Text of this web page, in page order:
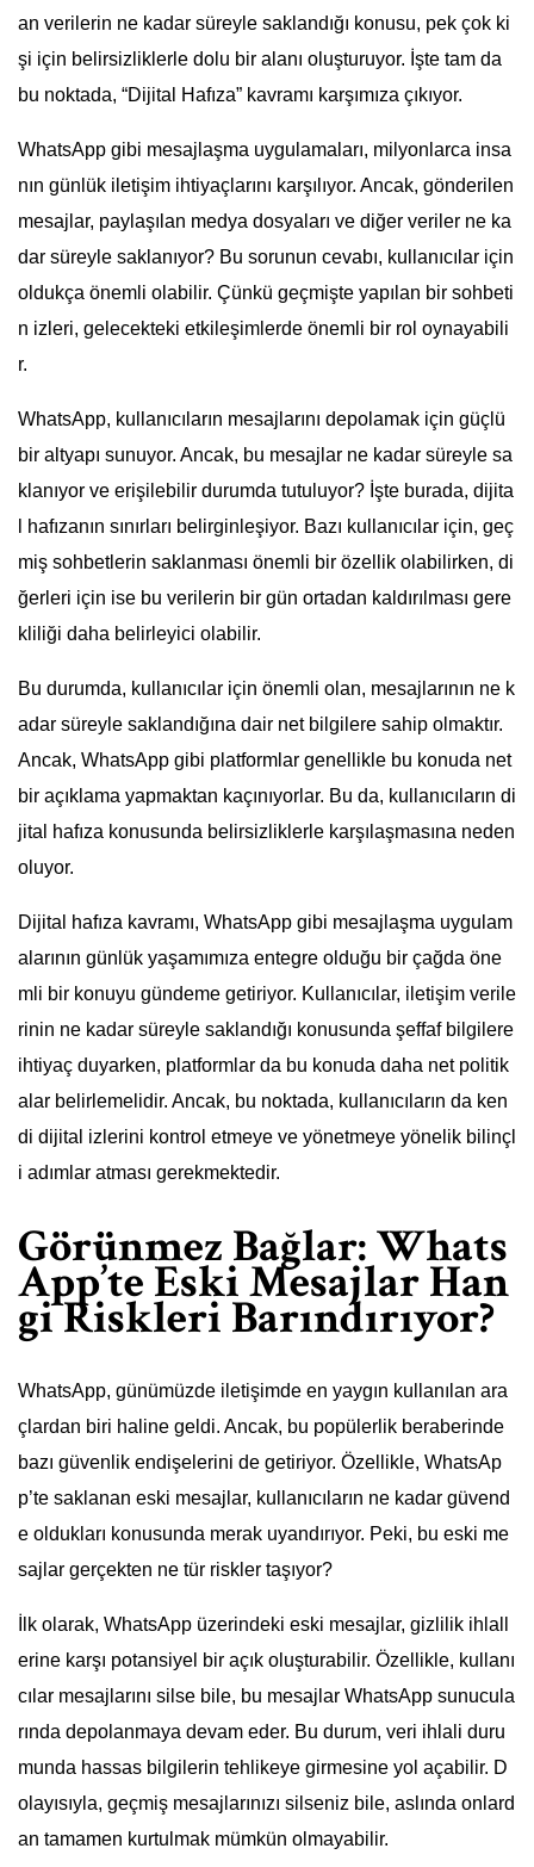
an verilerin ne kadar süreyle saklandığı konusu, pek çok ki
şi için belirsizliklerle dolu bir alanı oluşturuyor. İşte tam da
bu noktada, “Dijital Hafıza” kavramı karşımıza çıkıyor.
WhatsApp gibi mesajlaşma uygulamaları, milyonlarca insa
nın günlük iletişim ihtiyaçlarını karşılıyor. Ancak, gönderilen
mesajlar, paylaşılan medya dosyaları ve diğer veriler ne ka
dar süreyle saklanıyor? Bu sorunun cevabı, kullanıcılar için
oldukça önemli olabilir. Çünkü geçmişte yapılan bir sohbeti
n izleri, gelecekteki etkileşimlerde önemli bir rol oynayabili
r.
WhatsApp, kullanıcıların mesajlarını depolamak için güçlü
bir altyapı sunuyor. Ancak, bu mesajlar ne kadar süreyle sa
klanıyor ve erişilebilir durumda tutuluyor? İşte burada, dijita
l hafızanın sınırları belirginleşiyor. Bazı kullanıcılar için, geç
miş sohbetlerin saklanması önemli bir özellik olabilirken, di
ğerleri için ise bu verilerin bir gün ortadan kaldırılması gere
kliliği daha belirleyici olabilir.
Bu durumda, kullanıcılar için önemli olan, mesajlarının ne k
adar süreyle saklandığına dair net bilgilere sahip olmaktır.
Ancak, WhatsApp gibi platformlar genellikle bu konuda net
bir açıklama yapmaktan kaçınıyorlar. Bu da, kullanıcıların di
jital hafıza konusunda belirsizliklerle karşılaşmasına neden
oluyor.
Dijital hafıza kavramı, WhatsApp gibi mesajlaşma uygulam
alarının günlük yaşamımıza entegre olduğu bir çağda öne
mli bir konuyu gündeme getiriyor. Kullanıcılar, iletişim verile
rinin ne kadar süreyle saklandığı konusunda şeffaf bilgilere
ihtiyaç duyarken, platformlar da bu konuda daha net politik
alar belirlemelidir. Ancak, bu noktada, kullanıcıların da ken
di dijital izlerini kontrol etmeye ve yönetmeye yönelik bilinçl
i adımlar atması gerekmektedir.
Görünmez Bağlar: Whats
App’te Eski Mesajlar Han
gi Riskleri Barındırıyor?
WhatsApp, günümüzde iletişimde en yaygın kullanılan ara
çlardan biri haline geldi. Ancak, bu popülerlik beraberinde
bazı güvenlik endişelerini de getiriyor. Özellikle, WhatsAp
p’te saklanan eski mesajlar, kullanıcıların ne kadar güvend
e oldukları konusunda merak uyandırıyor. Peki, bu eski me
sajlar gerçekten ne tür riskler taşıyor?
İlk olarak, WhatsApp üzerindeki eski mesajlar, gizlilik ihlall
erine karşı potansiyel bir açık oluşturabilir. Özellikle, kullanı
cılar mesajlarını silse bile, bu mesajlar WhatsApp sunucula
rında depolanmaya devam eder. Bu durum, veri ihlali duru
munda hassas bilgilerin tehlikeye girmesine yol açabilir. D
olayısıyla, geçmiş mesajlarınızı silseniz bile, aslında onlard
an tamamen kurtulmak mümkün olmayabilir.